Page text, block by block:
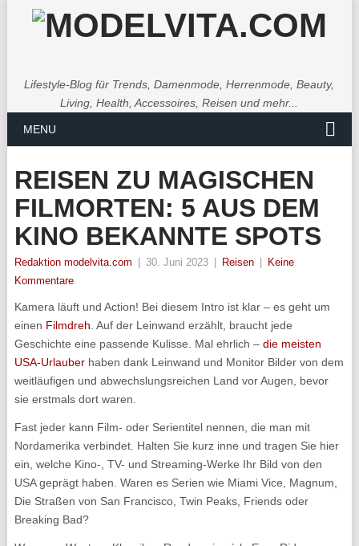
Lifestyle-Blog für Trends, Damenmode, Herrenmode, Beauty,
Living, Health, Accessoires, Reisen und mehr...
MENU
REISEN ZU MAGISCHEN
FILMORTEN: 5 AUS DEM
KINO BEKANNTE SPOTS
Redaktion modelvita.com 30. Juni 2023 Reisen
Keine
Kommentare
Kamera läuft und Action! Bei diesem Intro ist klar – es geht um
einen Filmdreh . Auf der Leinwand erzählt, braucht jede
Geschichte eine passende Kulisse. Mal ehrlich – die meisten
USA-Urlauberhaben dank Leinwand und Monitor Bilder von dem
weitläufigen und abwechslungsreichen Land vor Augen, bevor
sie erstmals dort waren.
Fast jeder kann Film- oder Serientitel nennen, die man mit
Nordamerika verbindet. Halten Sie kurz inne und tragen Sie hier
ein, welche Kino-, TV- und Streaming-Werke Ihr Bild von den
USA geprägt haben. Waren es Serien wie Miami Vice, Magnum,
Die Straßen von San Francisco, Twin Peaks, Friends oder
Breaking Bad?